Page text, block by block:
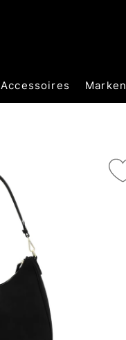
Accessoires Marken